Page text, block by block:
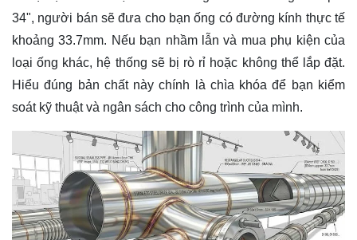
34", người bán sẽ đưa cho bạn ống có đường kính thực tế
khoảng 33.7mm. Nếu bạn nhầm lẫn và mua phụ kiện của
loại ống khác, hệ thống sẽ bị rò rỉ hoặc không thể lắp đặt.
Hiểu đúng bản chất này chính là chìa khóa để bạn kiểm
soát kỹ thuật và ngân sách cho công trình của mình.